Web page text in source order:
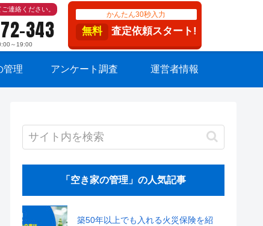
連絡ください。
343
～19:00
かんたん30秒入力
無料 査定依頼スタート!
管理 アンケート調査 運営者情報
「空き家の管理」の人気記事
築50年以上でも入れる火災保険を紹